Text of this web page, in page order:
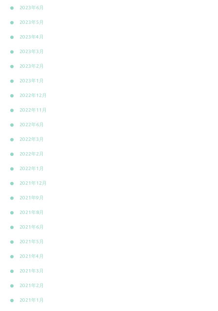
2023年6月
2023年5月
2023年4月
2023年3月
2023年2月
2023年1月
2022年12月
2022年11月
2022年6月
2022年3月
2022年2月
2022年1月
2021年12月
2021年9月
2021年8月
2021年6月
2021年5月
2021年4月
2021年3月
2021年2月
2021年1月